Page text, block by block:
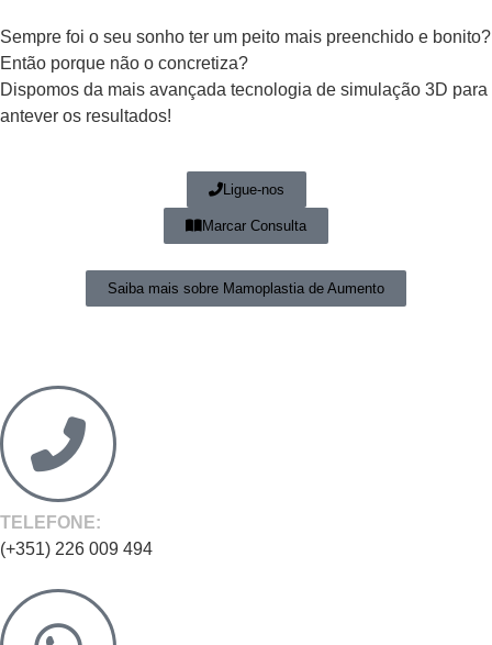
Sempre foi o seu sonho ter um peito mais preenchido e bonito?
Então porque não o concretiza?
Dispomos da mais avançada tecnologia de simulação 3D para
antever os resultados!
Ligue-nos
Marcar Consulta
Saiba mais sobre Mamoplastia de Aumento
TELEFONE:
(+351) 226 009 494